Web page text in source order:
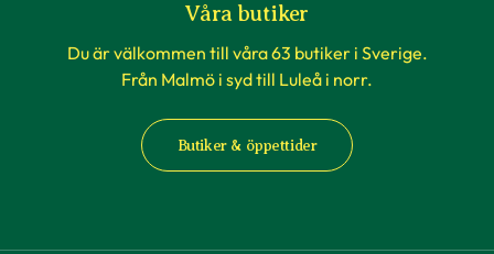
Våra butiker
Du är välkommen till våra 63 butiker i Sverige.
Från Malmö i syd till Luleå i norr.
Butiker & öppettider